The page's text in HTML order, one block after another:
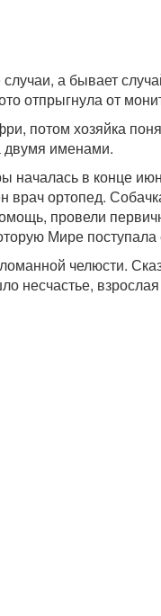
а бывает
отпрыгнула от
потом хозяйка
двумя именами.
в конце
ортопед.
провели
Мире поступала
челюсти.
несчастье,